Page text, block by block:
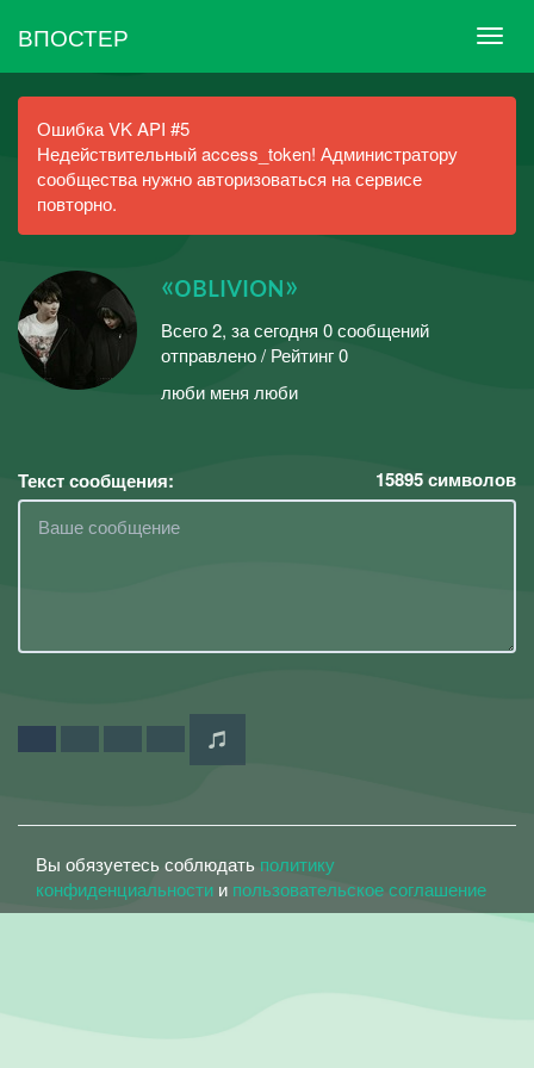
ВПОСТЕР
Ошибка VK API #5
Недействительный access_token! Администратору
сообщества нужно авторизоваться на сервисе
повторно.
«oʙʟɪᴠɪᴏɴ»
Всего 2, за сегодня 0 сообщений
отправлено / Рейтинг 0
люби мᴇня люби
Текст сообщения: 15895символов
Вы обязуетесь соблюдать политику
конфиденциальности и пользовательское соглашение